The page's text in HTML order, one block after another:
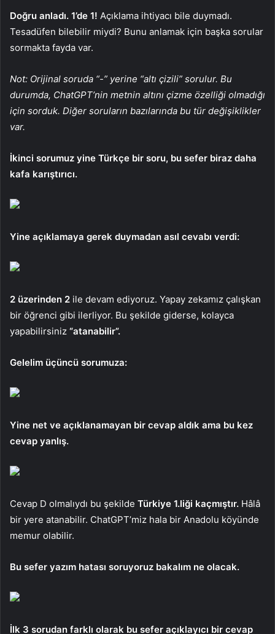
Doğru anladı. 1’de 1! Açıklama ihtiyacı bile duymadı.
Tesadüfen bilebilir miydi? Bunu anlamak için başka sorular
sormakta fayda var.
Not: Orijinal soruda “-” yerine “altı çizili” sorulur. Bu
durumda, ChatGPT’nin metnin altını çizme özelliği olmadığı
için sorduk. Diğer soruların bazılarında bu tür değişiklikler
var.
İkinci sorumuz yine Türkçe bir soru, bu sefer biraz daha
kafa karıştırıcı.
Yine açıklamaya gerek duymadan asıl cevabı verdi:
2 üzerinden 2 ile devam ediyoruz. Yapay zekamız çalışkan
bir öğrenci gibi ilerliyor. Bu şekilde giderse, kolayca
yapabilirsiniz “atanabilir”.
Gelelim üçüncü sorumuza:
Yine net ve açıklanamayan bir cevap aldık ama bu kez
cevap yanlış.
Cevap D olmalıydı bu şekilde Türkiye 1.liği kaçmıştır. Hâlâ
bir yere atanabilir. ChatGPT’miz hala bir Anadolu köyünde
memur olabilir.
Bu sefer yazım hatası soruyoruz bakalım ne olacak.
İlk 3 sorudan farklı olarak bu sefer açıklayıcı bir cevap